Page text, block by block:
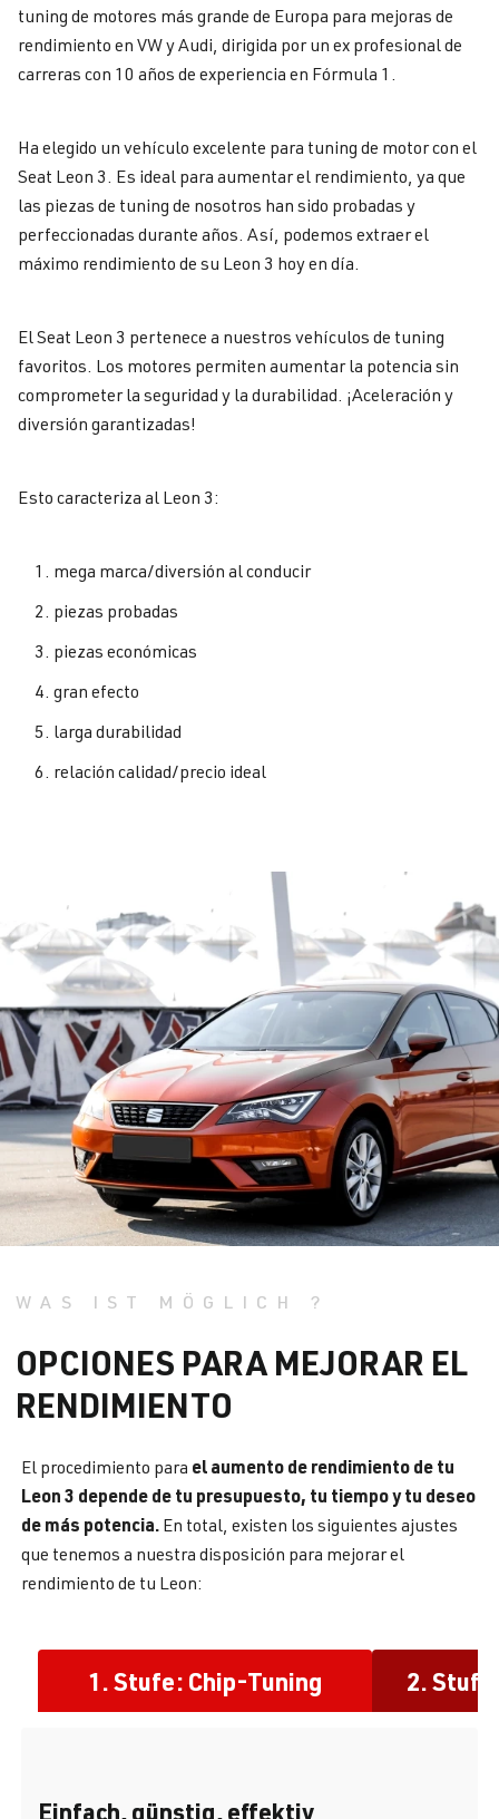
tuning de motores más grande de Europa para mejoras de
rendimiento en VW y Audi, dirigida por un ex profesional de
carreras con 10 años de experiencia en Fórmula 1.
Ha elegido un vehículo excelente para tuning de motor con el
Seat Leon 3. Es ideal para aumentar el rendimiento, ya que
las piezas de tuning de nosotros han sido probadas y
perfeccionadas durante años. Así, podemos extraer el
máximo rendimiento de su Leon 3 hoy en día.
El Seat Leon 3 pertenece a nuestros vehículos de tuning
favoritos. Los motores permiten aumentar la potencia sin
comprometer la seguridad y la durabilidad. ¡Aceleración y
diversión garantizadas!
Esto caracteriza al Leon 3:
mega marca/diversión al conducir
piezas probadas
piezas económicas
gran efecto
larga durabilidad
relación calidad/precio ideal
WAS IST MÖGLICH ?
OPCIONES PARA MEJORAR EL
RENDIMIENTO
El procedimiento para el aumento de rendimiento de tu
Leon 3 depende de tu presupuesto, tu tiempo y tu deseo
de más potencia. En total, existen los siguientes ajustes
que tenemos a nuestra disposición para mejorar el
rendimiento de tu Leon:
1. Stufe: Chip-Tuning 2.
Einfach, günstig, effektiv